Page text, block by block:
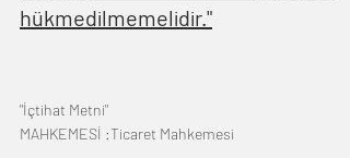
hükmedilmemelidir."
"İçtihat Metni"
MAHKEMESİ :Ticaret Mahkemesi